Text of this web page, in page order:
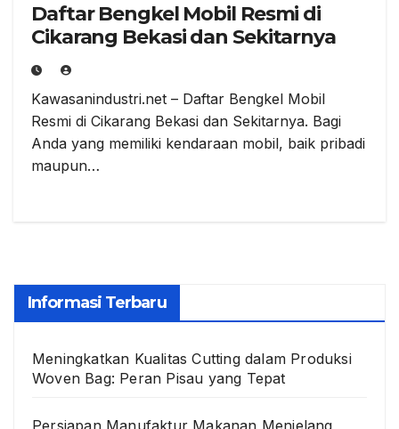
Daftar Bengkel Mobil Resmi di
Cikarang Bekasi dan Sekitarnya
Kawasanindustri.net – Daftar Bengkel Mobil
Resmi di Cikarang Bekasi dan Sekitarnya. Bagi
Anda yang memiliki kendaraan mobil, baik pribadi
maupun…
Informasi Terbaru
Meningkatkan Kualitas Cutting dalam Produksi
Woven Bag: Peran Pisau yang Tepat
Persiapan Manufaktur Makanan Menjelang